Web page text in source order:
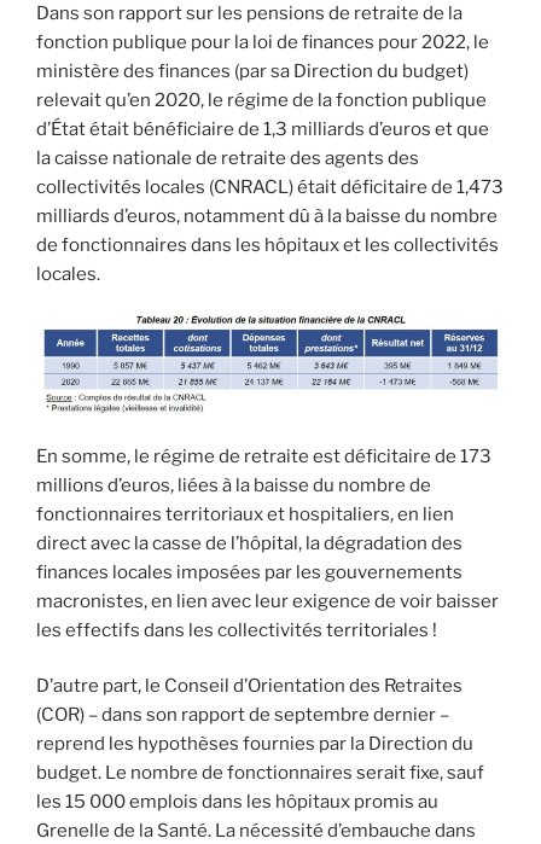
Dans son rapport sur les pensions de retraite de la
fonction publique pour la loi de finances pour 2022, le
ministère des finances (par sa Direction du budget)
relevait qu’en 2020, le régime de la fonction publique
d’État était bénéficiaire de 1,3 milliards d’euros et que
la caisse nationale de retraite des agents des
collectivités locales (CNRACL) était déficitaire de 1,473
milliards d’euros, notamment dû à la baisse du nombre
de fonctionnaires dans les hôpitaux et les collectivités
locales.
En somme, le régime de retraite est déficitaire de 173
millions d’euros, liées à la baisse du nombre de
fonctionnaires territoriaux et hospitaliers, en lien
direct avec la casse de l’hôpital, la dégradation des
finances locales imposées par les gouvernements
macronistes, en lien avec leur exigence de voir baisser
les effectifs dans les collectivités territoriales !
D’autre part, le Conseil d’Orientation des Retraites
(COR) – dans son rapport de septembre dernier –
reprend les hypothèses fournies par la Direction du
budget. Le nombre de fonctionnaires serait fixe, sauf
les 15 000 emplois dans les hôpitaux promis au
Grenelle de la Santé. La nécessité d’embauche dans